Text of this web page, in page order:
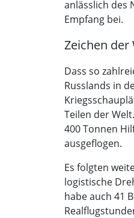
anlässlich des
Empfang bei.
Zeichen der
Dass so
Russlands in
Teilen der
400 Tonnen
ausgeflogen.
Es folgten
logistische
habe auch 41